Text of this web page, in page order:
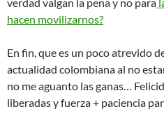
hacen movilizarnos?
En fin, que es un poco atrevido
actualidad colombiana al no
no me aguanto las ganas…
liberadas y fuerza + paciencia